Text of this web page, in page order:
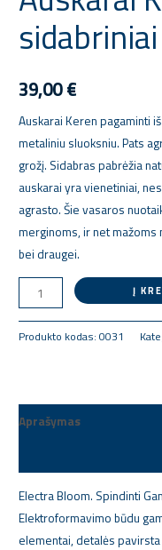
sidabriniai
39,00€
Auskarai Keren pagaminti
metaliniu sluoksniu. Pats
grožį. Sidabras pabrėžia
auskarai yra vienetiniai,
agrasto. Šie vasaros
merginoms, ir net mažoms
bei draugei.
sidabriniai
Į
Produkto kodas:0031
Aprašymas
Electra Bloom. Spindinti
Elektroformavimo būdu
elementai, detalės